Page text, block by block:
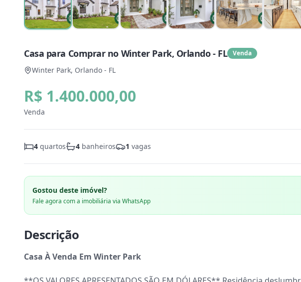
Casa para Comprar no Winter Park, Orlando - FL Venda
Winter Park, Orlando - FL
R$ 1.400.000,00
Venda
4 quartos 4 banheiros 1 vagas
Gostou deste imóvel?
Fale agora com a imobiliária via WhatsApp
Descrição
Casa À Venda Em Winter Park